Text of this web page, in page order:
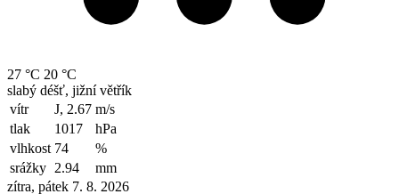
27 °C 20 °C
slabý déšť, jižní větřík
vítr
J, 2.67 m/s
tlak
1017
hPa
vlhkost 74
%
srážky 2.94
mm
zítra, pátek 7. 8. 2026